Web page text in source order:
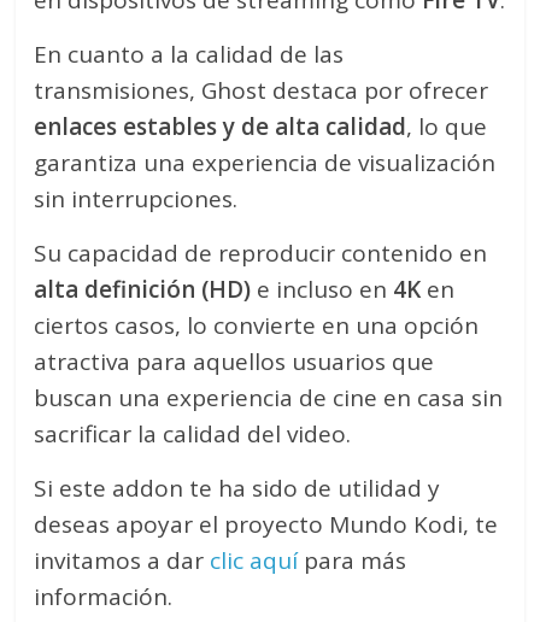
En cuanto a la calidad de las
transmisiones, Ghost destaca por ofrecer
enlaces estables y de alta calidad, lo que
garantiza una experiencia de visualización
sin interrupciones.
Su capacidad de reproducir contenido en
alta definición (HD) e incluso en 4K en
ciertos casos, lo convierte en una opción
atractiva para aquellos usuarios que
buscan una experiencia de cine en casa sin
sacrificar la calidad del video.
Si este addon te ha sido de utilidad y
deseas apoyar el proyecto Mundo Kodi, te
invitamos a dar clic aquípara más
información.